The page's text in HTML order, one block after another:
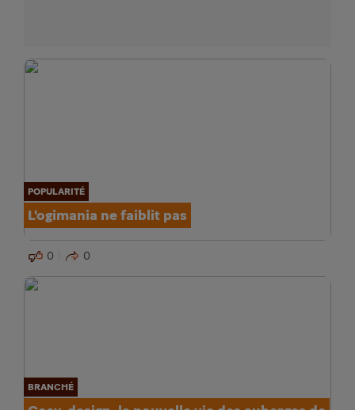
POPULARITÉ
L'ogimania ne faiblit pas
0 0
BRANCHÉ